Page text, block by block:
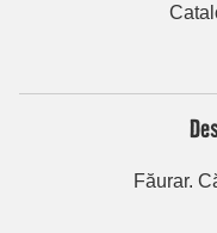
Făurar.